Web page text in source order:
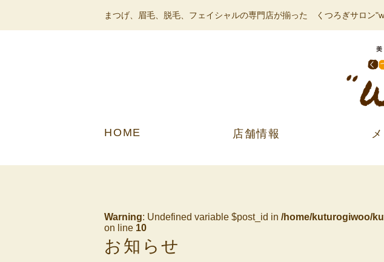
まつげ、眉毛、脱毛、フェイシャルの専門店が揃った くつろぎサロン
HOME 店舗情報
Warning: Undefined variable $post_id in /home/kuturogiwoo/
on line 10
お知らせ